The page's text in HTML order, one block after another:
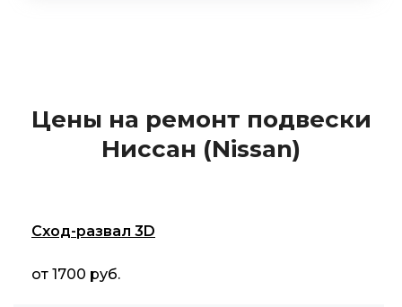
Цены на ремонт подвески
Ниссан (Nissan)
Сход-развал 3D
от 1700 руб.